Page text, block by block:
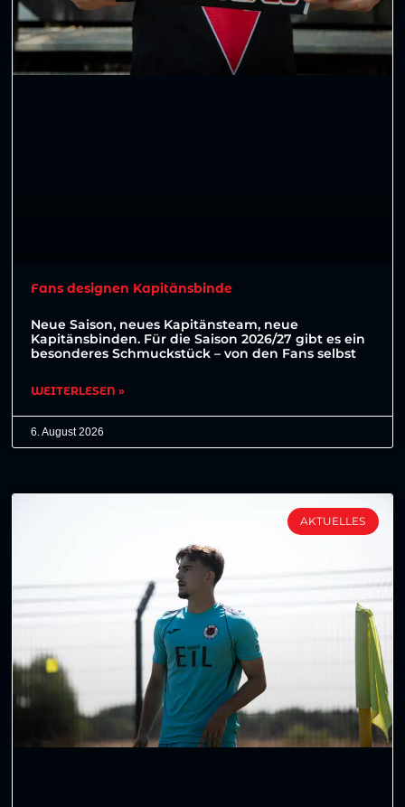
Fans designen Kapitänsbinde
Neue Saison, neues Kapitänsteam, neue
Kapitänsbinden. Für die Saison 2026/27 gibt es ein
besonderes Schmuckstück – von den Fans selbst
WEITERLESEN »
6. August 2026
AKTUELLES